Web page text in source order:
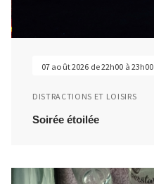
Soirée étoilée
DISTRACTIONS ET LOISIRS
07 août 2026 de 22h00 à 23h00